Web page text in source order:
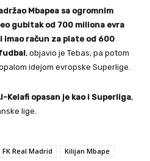
Mbapea sa ogromnim
gubitak od 700 miliona evra
imao račun za plate od 600
, objavio je Tebas, pa potom
idejom evropske Superlige.
Kelafi opasan je kao i Superliga,
lige.
FK Real Madrid
Kilijan Mbape